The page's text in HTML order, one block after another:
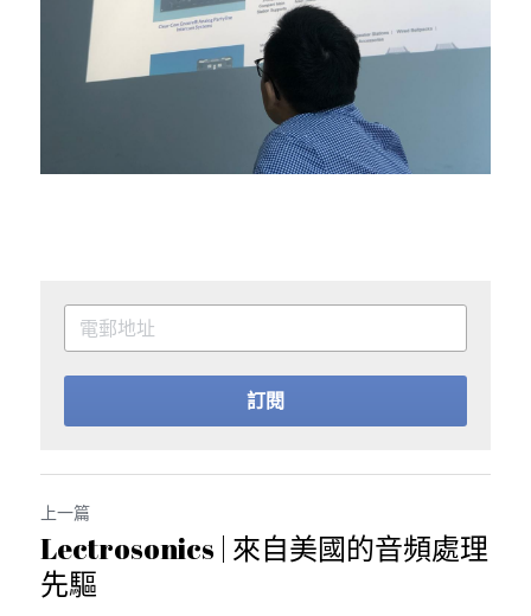
訂閱
上一篇
Lectrosonics | 來自美國的音頻處理
先驅